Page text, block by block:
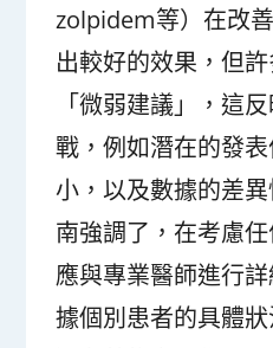
zolpidem等）在改
出較好的效果，但
「微弱建議」，這
戰，例如潛在的發
小，以及數據的差
南強調了，在考慮
應與專業醫師進行
據個別患者的具體